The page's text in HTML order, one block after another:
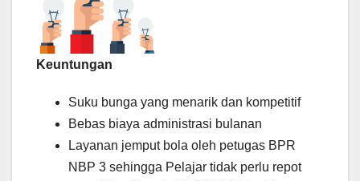
Keuntungan
Suku bunga yang menarik dan kompetitif
Bebas biaya administrasi bulanan
Layanan jemput bola oleh petugas BPR
NBP 3 sehingga Pelajar tidak perlu repot